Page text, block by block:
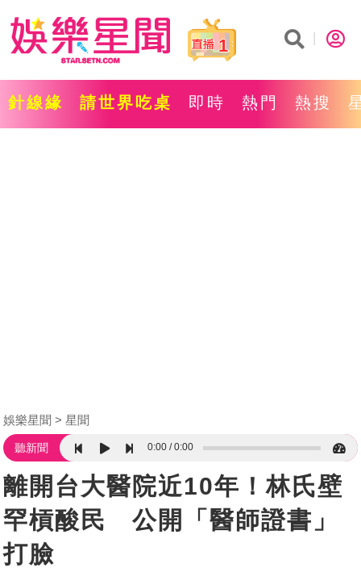
1
針線緣 請世界吃桌 即時 熱門 熱搜
娛樂星聞 星聞
聽新聞 0:00 0:00
離開台大醫院近10年！林氏壁
罕槓酸民 公開「醫師證書」
打臉